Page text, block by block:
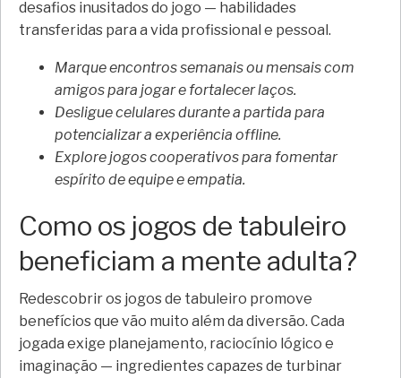
desafios inusitados do jogo — habilidades
transferidas para a vida profissional e pessoal.
Marque encontros semanais ou mensais com
amigos para jogar e fortalecer laços.
Desligue celulares durante a partida para
potencializar a experiência offline.
Explore jogos cooperativos para fomentar
espírito de equipe e empatia.
Como os jogos de tabuleiro
beneficiam a mente adulta?
Redescobrir os jogos de tabuleiro promove
benefícios que vão muito além da diversão. Cada
jogada exige planejamento, raciocínio lógico e
imaginação — ingredientes capazes de turbinar